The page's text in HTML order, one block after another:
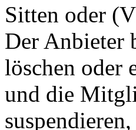
Sitten oder
Der Anbieter
löschen oder
und die